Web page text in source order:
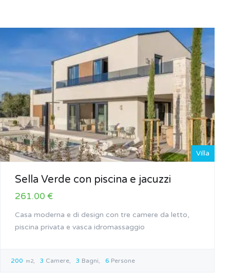
Villa
Sella Verde con piscina e jacuzzi
261.00 €
Casa moderna e di design con tre camere da letto,
piscina privata e vasca idromassaggio
200 m2 3 Camere 3 Bagni 6 Persone